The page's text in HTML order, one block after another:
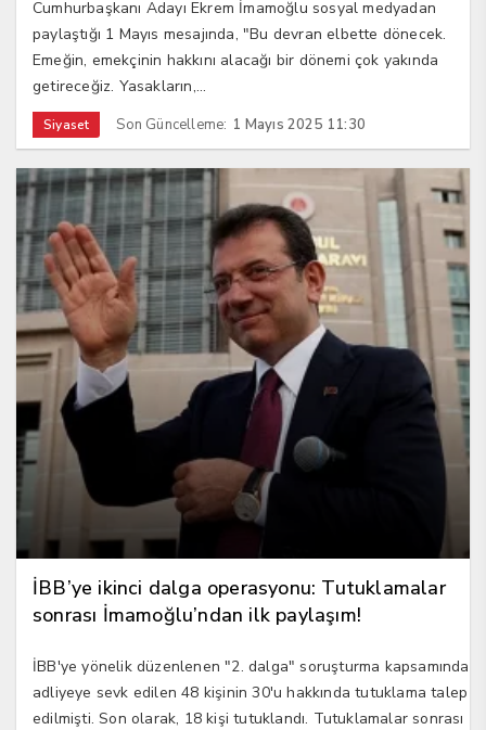
Cumhurbaşkanı Adayı Ekrem İmamoğlu sosyal medyadan
paylaştığı 1 Mayıs mesajında, "Bu devran elbette dönecek.
Emeğin, emekçinin hakkını alacağı bir dönemi çok yakında
getireceğiz. Yasakların,...
Siyaset Son Güncelleme: 1 Mayıs 2025 11:30
İBB’ye ikinci dalga operasyonu: Tutuklamalar
sonrası İmamoğlu’ndan ilk paylaşım!
İBB'ye yönelik düzenlenen "2. dalga" soruşturma kapsamında
adliyeye sevk edilen 48 kişinin 30'u hakkında tutuklama talep
edilmişti. Son olarak, 18 kişi tutuklandı. Tutuklamalar sonrası